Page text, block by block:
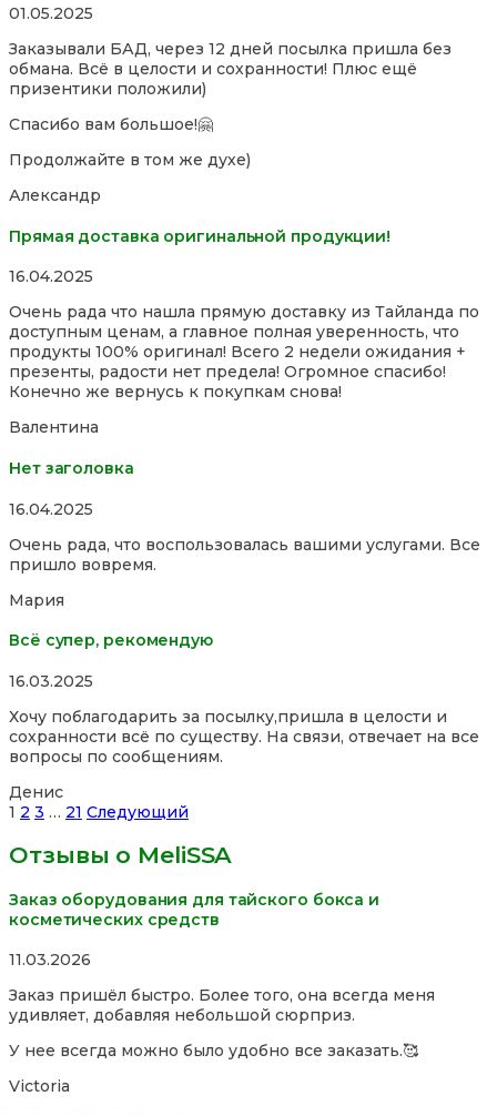
Rated
out
of
5
01.05.2025
Заказывали БАД, через 12 дней посылка пришла без
обмана. Всё в целости и сохранности! Плюс ещё
призентики положили)
Спасибо вам большое!🤗
Продолжайте в том же духе)
Александр
Прямая доставка оригинальной продукции!
Rated
out
of
5
16.04.2025
Очень рада что нашла прямую доставку из Тайланда по
доступным ценам, а главное полная уверенность, что
продукты 100% оригинал! Всего 2 недели ожидания +
презенты, радости нет предела! Огромное спасибо!
Конечно же вернусь к покупкам снова!
Валентина
Нет заголовка
Rated
out
of
16.04.2025
Очень рада, что воспользовалась вашими услугами. Все
пришло вовремя.
Мария
Всё супер, рекомендую
Rated
out
of
5
16.03.2025
Хочу поблагодарить за посылку,пришла в целости и
сохранности всё по существу. На связи, отвечает на все
вопросы по сообщениям.
Денис
Site
Reviews
навигация
Страница
1 Страница
2 Страница
3 … Страница
21 Следующий
Отзывы о MeliSSA
Заказ оборудования для тайского бокса и
косметических средств
Rated
out
of
11.03.2026
Заказ пришёл быстро. Более того, она всегда меня
удивляет, добавляя небольшой сюрприз.
У нее всегда можно было удобно все заказать.🥰
Victoria